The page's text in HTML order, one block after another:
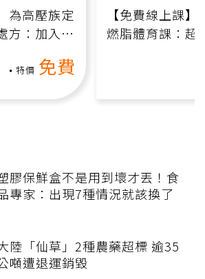
為高壓族定
方：加入行
特價 免費
【免費線上課
燃脂體育課：超
膠保鮮盒不是用到壞才丟！食
專家：出現7種情況就該換了
陸「仙草」2種農藥超標 逾35
噸遭退運銷毀